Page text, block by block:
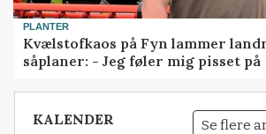
PLANTER
Kvælstofkaos på Fyn lammer
såplaner: - Jeg føler mig pisset på
KALENDER Se flere